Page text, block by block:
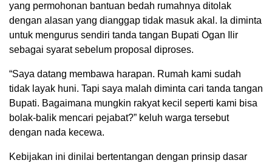
yang permohonan bantuan bedah rumahnya ditolak
dengan alasan yang dianggap tidak masuk akal. Ia diminta
untuk mengurus sendiri tanda tangan Bupati Ogan Ilir
sebagai syarat sebelum proposal diproses.
“Saya datang membawa harapan. Rumah kami sudah
tidak layak huni. Tapi saya malah diminta cari tanda tangan
Bupati. Bagaimana mungkin rakyat kecil seperti kami bisa
bolak-balik mencari pejabat?” keluh warga tersebut
dengan nada kecewa.
Kebijakan ini dinilai bertentangan dengan prinsip dasar